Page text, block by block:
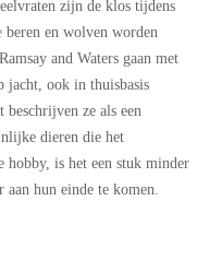
zijn de klos tijdens
beren en wolven worden
and Waters gaan met
jacht, ook in thuisbasis
beschrijven ze als een
dieren die het
hobby, is het een stuk minder
aan hun einde te komen.